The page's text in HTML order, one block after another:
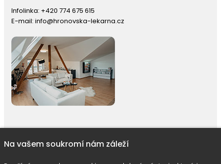
Infolinka: +420 774 675 615
E-mail: info@hronovska-lekarna.cz
© 2026 |E-shop JEDNIČKY|Marketing
Na vašem soukromí nám záleží